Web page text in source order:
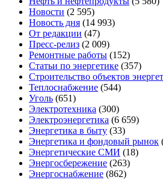
Новости (2 595)
Новость дня (14 993)
От редакции (47)
Пресс-релиз (2 009)
Ремонтные работы (152)
Статьи по энергетике (357)
Строительство объектов
Теплоснабжение (544)
Уголь (651)
Электротехника (300)
Электроэнергетика (6 659)
Энергетика в быту (33)
Энергетика и фондовый рынок
Энергетические СМИ (18)
Энергосбережение (263)
Энергоснабжение (862)